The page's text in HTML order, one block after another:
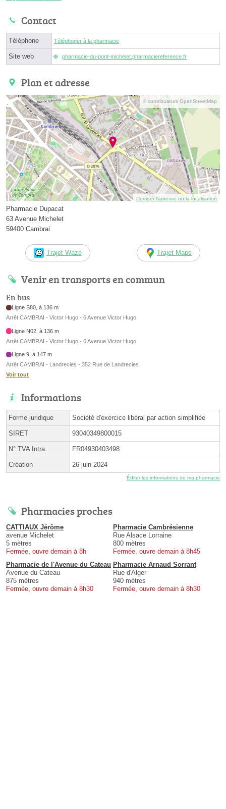
Contact
Téléphone Téléphoner à la pharmacie
Site web pharmacie-du-pont-michelet.pharmaciereference.fr
Plan et adresse
© contributeurs OpenStreetMap
Corriger l’adresse ou la localisation
Pharmacie Dupacat
63 Avenue Michelet
59400 Cambrai
Trajet Waze Trajet Maps
Venir en transports en commun
En bus
Ligne S80, à 136 m
Arrêt CAMBRAI - Victor Hugo - 6 Avenue Victor Hugo
Ligne N02, à 136 m
Arrêt CAMBRAI - Victor Hugo - 6 Avenue Victor Hugo
Ligne 9, à 147 m
Arrêt CAMBRAI - Landrecies - 352 Rue de Landrecies
Voir tout
Informations
Forme juridique Société d'exercice libéral par action simplifiée
SIRET 93040349800015
N° TVA Intra. FR04930403498
Création 26 juin 2024
Éditer les informations de ma pharmacie
Pharmacies proches
CATTIAUX Jérôme
avenue Michelet
5 mètres
Fermée, ouvre demain à 8h
Pharmacie Cambrésienne
Rue Alsace Lorraine
800 mètres
Fermée, ouvre demain à 8h45
Pharmacie de l'Avenue du Cateau
Avenue du Cateau
875 mètres
Fermée, ouvre demain à 8h30
Pharmacie Arnaud Sorrant
Rue d'Alger
940 mètres
Fermée, ouvre demain à 8h30